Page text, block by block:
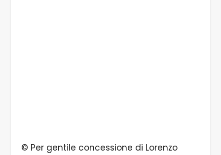
© Per gentile concessione di Lorenzo